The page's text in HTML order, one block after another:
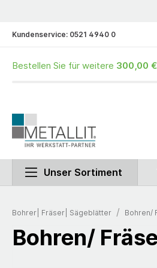
Kundenservice: 0521 4940 0
Bestellen Sie für weitere 300,00 €
Unser Sortiment
Bohrer| Fräser| Sägeblätter / Bohren/
Bohren/